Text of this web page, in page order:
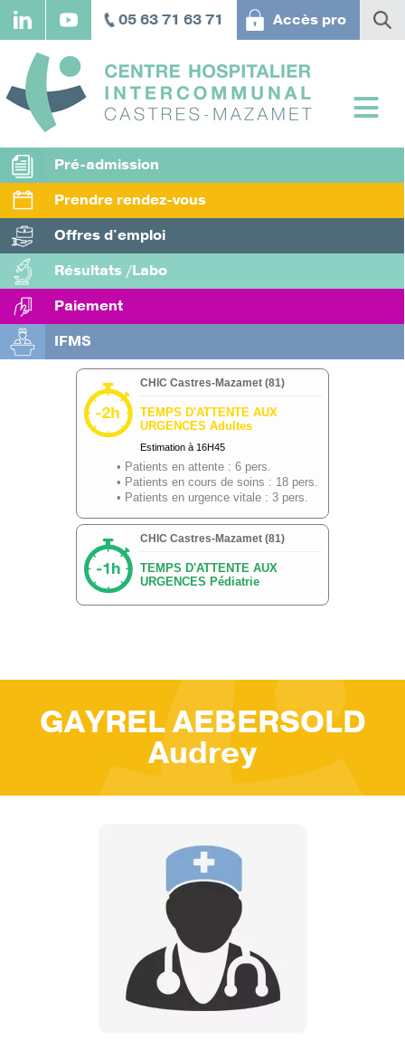
Aller
principal
05 63 71 63 71 Accès pro
Pré-admission
Prendre rendez-vous
Offres d'emploi
Résultats /Labo
Paiement
IFMS
GAYREL AEBERSOLD
Audrey